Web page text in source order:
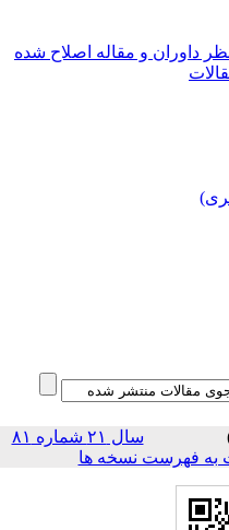
و مقاله اصلاح شده
سال ۲۱ شماره ۸۱
فهرست نسخه ها